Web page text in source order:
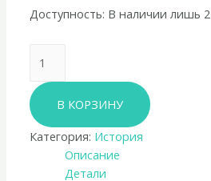
Доступность: В наличии лишь 2
товара
Энни
Джейкобсен
«Ядерная
война:
сценарий»
В КОРЗИНУ
Категория: История
Описание
Детали